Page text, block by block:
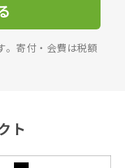
寄付・会費は税額
ト